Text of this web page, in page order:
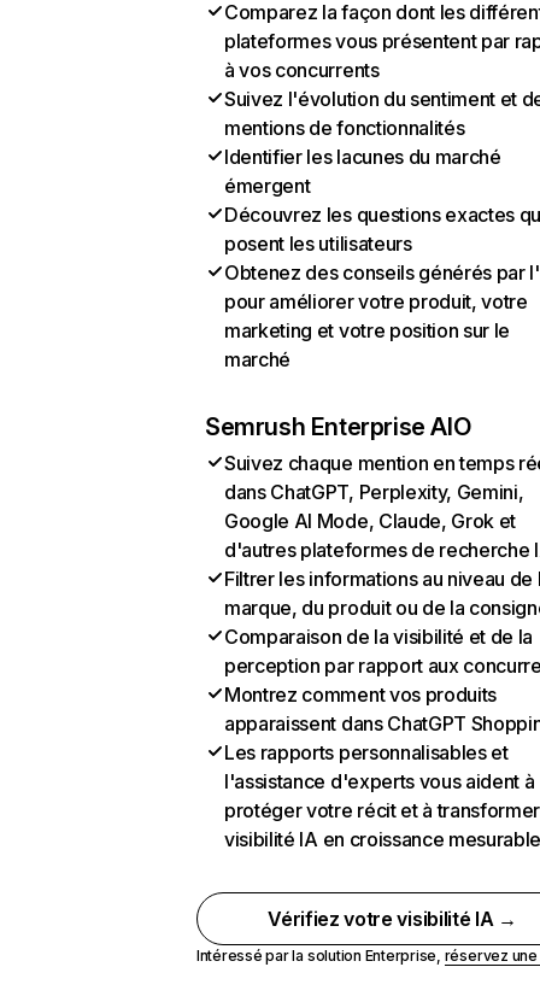
Comparez la façon dont les
plateformes vous présentent par
à vos concurrents
Suivez l'évolution du sentiment et
mentions de fonctionnalités
Identifier les lacunes du marché
émergent
Découvrez les questions exactes
posent les utilisateurs
Obtenez des conseils générés par
pour améliorer votre produit, votre
marketing et votre position sur le
marché
Semrush Enterprise AIO
Suivez chaque mention en temps
dans ChatGPT, Perplexity, Gemini,
Google AI Mode, Claude, Grok et
d'autres plateformes de recherche
Filtrer les informations au niveau de
marque, du produit ou de la
Comparaison de la visibilité et de la
perception par rapport aux
Montrez comment vos produits
apparaissent dans ChatGPT
Les rapports personnalisables et
l'assistance d'experts vous aident à
protéger votre récit et à
visibilité IA en croissance
Vérifiez votre visibilité IA →
Intéressé par la solution Enterprise, réservez